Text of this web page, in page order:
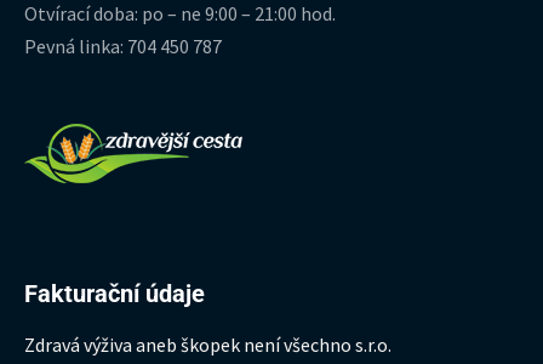
Otvírací doba: po – ne 9:00 – 21:00 hod.
Pevná linka: 704 450 787
Fakturační údaje
Zdravá výživa aneb škopek není všechno s.r.o.